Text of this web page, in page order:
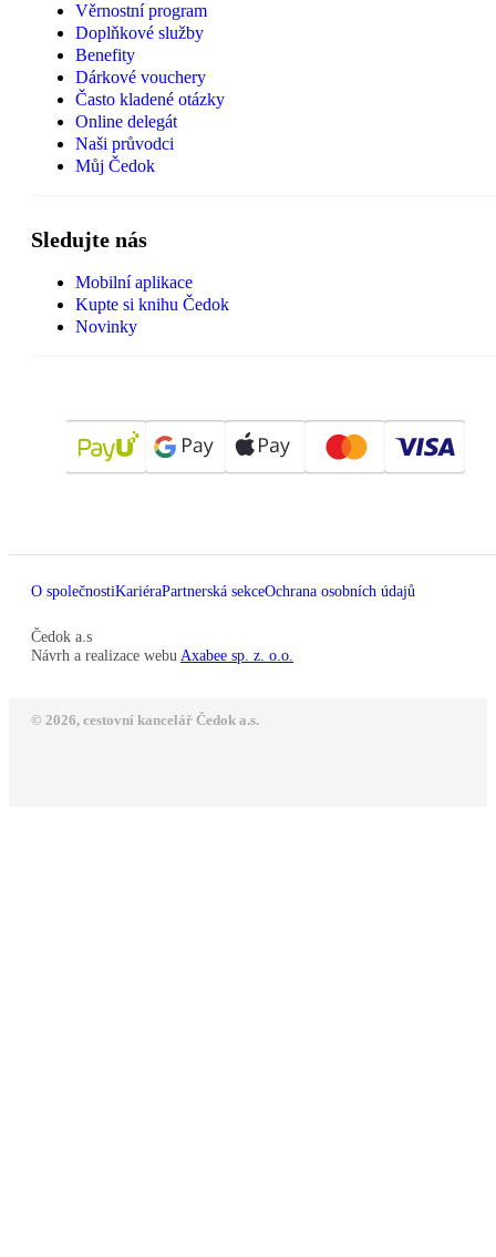
Věrnostní program
Doplňkové služby
Benefity
Dárkové vouchery
Často kladené otázky
Online delegát
Naši průvodci
Můj Čedok
Sledujte nás
Mobilní aplikace
Kupte si knihu Čedok
Novinky
O společnostiKariéraPartnerská sekceOchrana osobních údajů
Čedok a.s
Návrh a realizace webu Axabee sp. z. o.o.
© 2026, cestovní kancelář Čedok a.s.